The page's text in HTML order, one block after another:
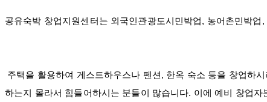
공유숙박 창업지원센터는 외국인관광도시민박업, 농어촌민박
주택을 활용하여 게스트하우스나 펜션, 한옥 숙소 등을 창업하
하는지 몰라서 힘들어하시는 분들이 많습니다. 이에 예비 창업